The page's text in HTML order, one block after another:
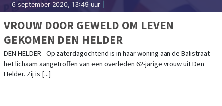
6 september 2020, 13:49 uur
VROUW DOOR GEWELD OM LEVEN
GEKOMEN DEN HELDER
DEN HELDER - Op zaterdagochtend is in haar woning aan de Balistraat
het lichaam aangetroffen van een overleden 62-jarige vrouw uit Den
Helder. Zij is [...]